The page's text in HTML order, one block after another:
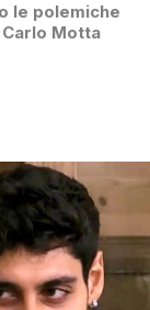
le polemiche
Motta